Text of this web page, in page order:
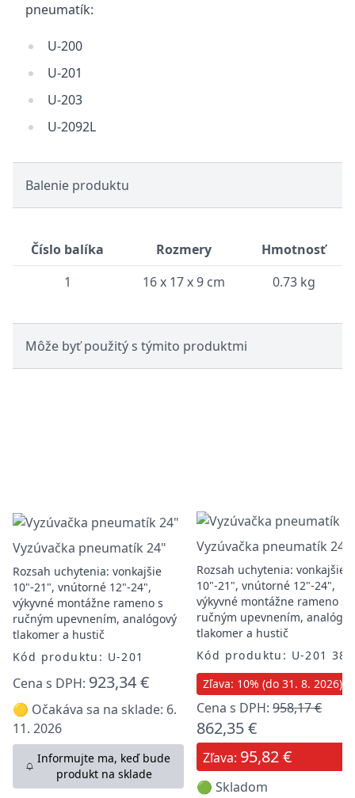
pneumatík:
U-200
U-201
U-203
U-2092L
Balenie produktu
Číslo balíka Rozmery
Hmotnosť
1
16 x 17 x 9 cm 0.73 kg
Môže byť použitý s týmito produktmi
Vyzúvačka pneumatík 24"
Rozsah uchytenia: vonkajšie
10"-21", vnútorné 12"-24",
výkyvné montážne rameno s
ručným upevnením, analógový
tlakomer a hustič
Kód produktu: U-201
Cena s DPH: 923,34 €
🟡 Očakáva sa na sklade: 6.
11. 2026
Informujte ma, keď bude
produkt na sklade
Vyzúvačka pneumatík 24"
Rozsah uchytenia: vonkajšie
10"-21", vnútorné 12"-24",
výkyvné montážne rameno s
ručným upevnením,
tlakomer a hustič
Kód produktu: U-201
Zľava: 10% (do 31. 8. 2026)
Cena s DPH: 958,17 €
862,35 €
Zľava: 95,82 €
🟢 Skladom